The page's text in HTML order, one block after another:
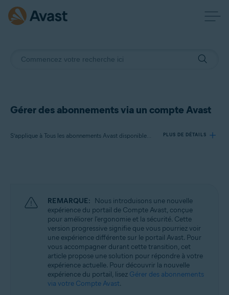
Gérer des abonnements via un compte Avast
S’applique à Tous les abonnements Avast disponibles pour les particuliers PLUS DE DÉTAILS
Systèmes d'exploitation:
Tous les systèmes d’exploitation pris en charge
REMARQUE: Nous introduisons une nouvelle
expérience du portail de Compte Avast, conçue
pour améliorer l'ergonomie et la sécurité. Cette
version progressive signifie que vous pourriez voir
une expérience différente sur le portail Avast. Pour
vous accompagner durant cette transition, cet
article propose une solution pour répondre à votre
expérience actuelle. Pour découvrir la nouvelle
expérience du portail, lisez Gérer des abonnements
via votre Compte Avast.